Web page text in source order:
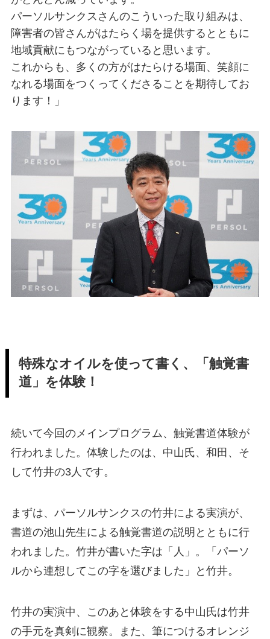
パーソルサンクスさんのこういった取り組みは、
障害者の皆さんがはたらく場を提供するとともに
地域貢献にもつながっていると思います。
これからも、多くの方がはたらける場面、笑顔に
なれる場面をつくってくださることを期待してお
ります！」
特殊なオイルを使って書く、「触覚書
道」を体験！
続いて今回のメインプログラム、触覚書道体験が
行われました。体験したのは、中山氏、和田、そ
して竹井の3人です。
まずは、パーソルサンクスの竹井による実演が、
書道の池山先生による触覚書道の説明とともに行
われました。竹井が書いた字は「人」。「パーソ
ルから連想してこの字を選びました」と竹井。
竹井の実演中、このあと体験をする中山氏は竹井
の手元を真剣に観察。また、筆につけるオレンジ